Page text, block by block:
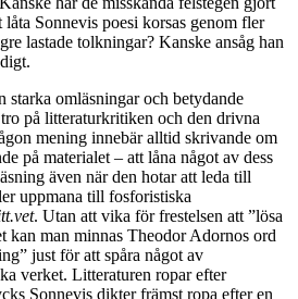
Sonnevis poesi korsas genom fler
lastade tolkningar? Kanske ansåg han
starka omläsningar och betydande
på litteraturkritiken och den drivna
mening innebär alltid skrivande om
på materialet – att låna något av dess
även när den hotar att leda till
uppmana till fosforistiska
. Utan att vika för frestelsen att ”lösa
kan man minnas Theodor Adornos ord
just för att spåra något av
verket. Litteraturen ropar efter
Sonnevis dikter främst ropa efter en